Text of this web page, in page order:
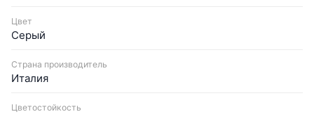
Цвет
Серый
Страна производитель
Италия
Цветостойкость